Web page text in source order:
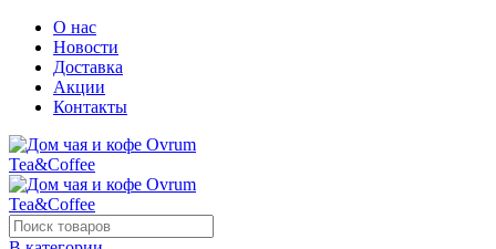
О нас
Новости
Доставка
Акции
Контакты